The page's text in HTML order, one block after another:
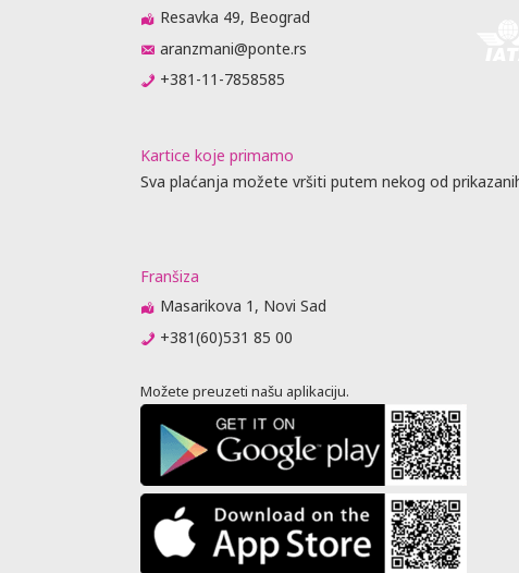
Resavka 49, Beograd
aranzmani@ponte.rs
+381-11-7858585
Kartice koje primamo
Sva plaćanja možete vršiti putem nekog od
Franšiza
Masarikova 1, Novi Sad
+381(60)531 85 00
Možete preuzeti našu aplikaciju.